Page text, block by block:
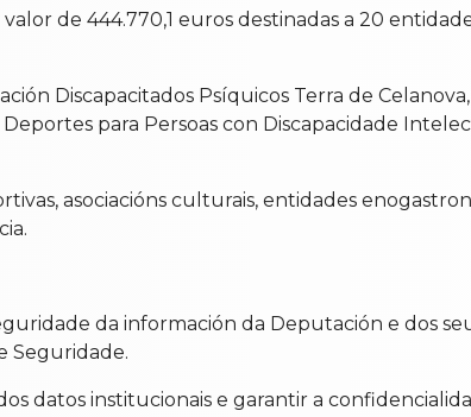
de 444.770,1 euros destinadas a 20
Discapacitados Psíquicos Terra de
para Persoas con Discapacidade
asociacións culturais, entidades
da información da Deputación e dos
Seguridade.
datos institucionais e garantir a